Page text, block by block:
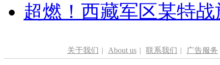
超燃！西藏军区某特
关于我们 | About us | 联系我们 | 广告服务